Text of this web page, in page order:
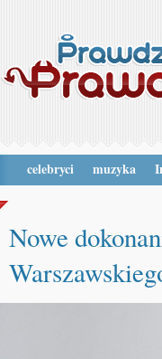
celebryci muzyka
Nowe